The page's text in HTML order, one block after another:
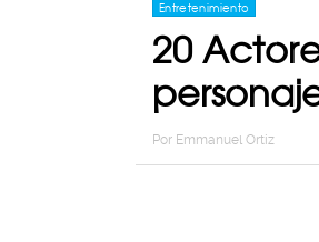
Entretenimiento
20
Por Emmanuel Ortiz